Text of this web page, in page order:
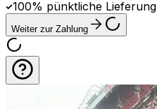
100% pünktliche Lieferung
Weiter zur Zahlung